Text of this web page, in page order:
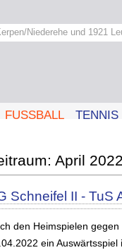
Niederehe und 1921
FUSSBALL TENNIS
April 2022
Schneifel II - TuS
den Heimspielen
ein